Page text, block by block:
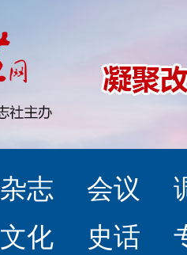
杂志 会议
文化
史话